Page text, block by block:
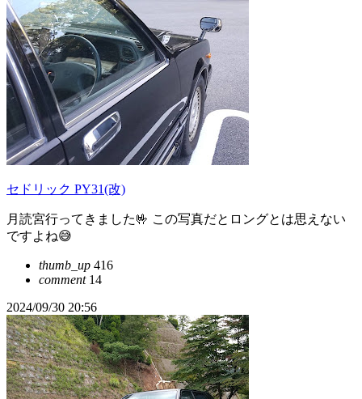
セドリック PY31(改)
月読宮行ってきました🤟 この写真だとロングとは思えない
ですよね😅
thumb_up 416
comment14
2024/09/30 20:56